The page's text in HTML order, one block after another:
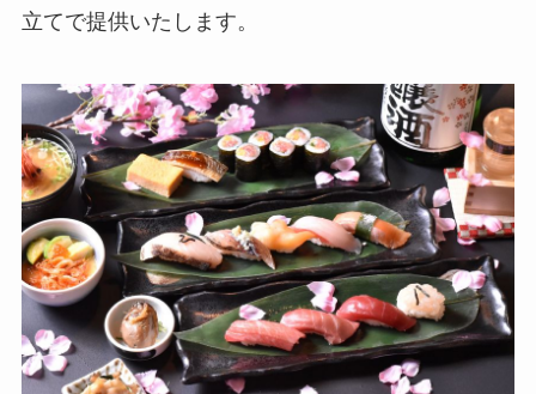
立てで提供いたします。